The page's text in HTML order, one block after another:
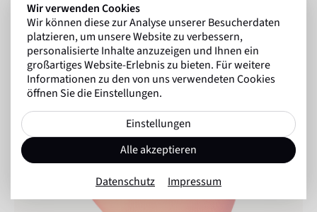
Wir verwenden Cookies
Wir können diese zur Analyse unserer Besucherdaten
platzieren, um unsere Website zu verbessern,
personalisierte Inhalte anzuzeigen und Ihnen ein
großartiges Website-Erlebnis zu bieten. Für weitere
Informationen zu den von uns verwendeten Cookies
öffnen Sie die Einstellungen.
Einstellungen
Alle akzeptieren
Datenschutz Impressum